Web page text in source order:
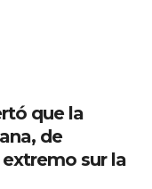
que la
de
sur la